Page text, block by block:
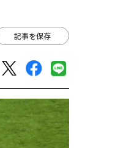
記事を保存